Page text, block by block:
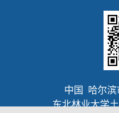
中国 哈尔滨
东北林业大学